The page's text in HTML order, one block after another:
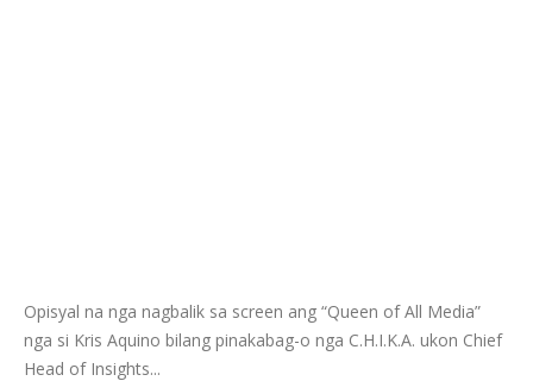
Opisyal na nga nagbalik sa screen ang “Queen of All Media”
nga si Kris Aquino bilang pinakabag-o nga C.H.I.K.A. ukon Chief
Head of Insights...